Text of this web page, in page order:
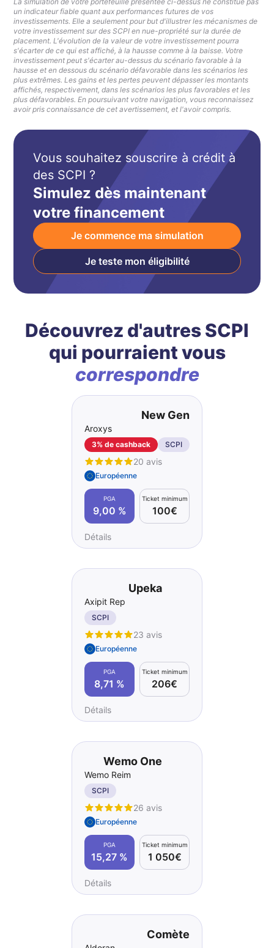
un indicateur fiable quant aux performances futures de vos
investissements. Elle a seulement pour but d'illustrer les mécanismes de
votre investissement sur des SCPI en nue-propriété sur la durée de
placement. L'évolution de la valeur de votre investissement pourra
s'écarter de ce qui est affiché, à la hausse comme à la baisse. Votre
investissement peut s'écarter au-dessus du scénario favorable à la
hausse et en dessous du scénario défavorable dans les scénarios les
plus extrêmes. Les gains et les pertes peuvent dépasser les montants
affichés, respectivement, dans les scénarios les plus favorables et les
plus défavorables. En poursuivant votre navigation, vous reconnaissez
avoir pris connaissance de cet avertissement, et l'avoir compris.
Vous souhaitez souscrire à crédit à
des SCPI ?
Simulez dès maintenant
votre financement
Je commence ma simulation
Je teste mon éligibilité
Découvrez d'autres SCPI
qui pourraient vous
correspondre
New Gen
Aroxys
3% de cashback SCPI
20 avis
Européenne
PGA
9,00 %
Ticket minimum
100€
Détails
Upeka
Axipit Rep
SCPI
23 avis
Européenne
PGA
8,71 %
Ticket minimum
206€
Détails
Wemo One
Wemo Reim
SCPI
26 avis
Européenne
PGA
15,27 %
Ticket minimum
1 050€
Détails
Comète